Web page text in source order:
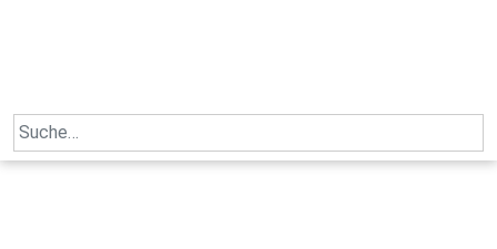
Search
for: